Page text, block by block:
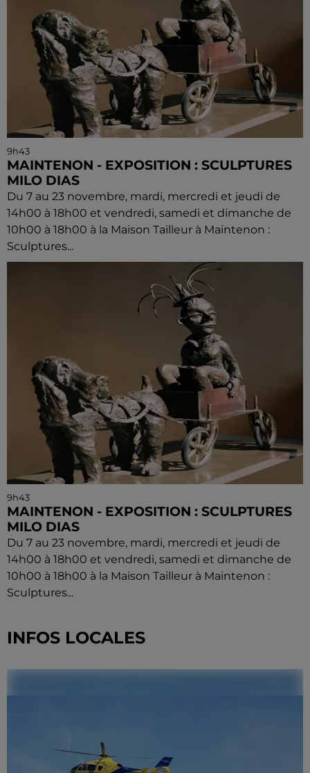
9h43
MAINTENON - EXPOSITION : SCULPTURES
MILO DIAS
Du 7 au 23 novembre, mardi, mercredi et jeudi de
14h00 à 18h00 et vendredi, samedi et dimanche de
10h00 à 18h00 à la Maison Tailleur à Maintenon :
Sculptures...
9h43
MAINTENON - EXPOSITION : SCULPTURES
MILO DIAS
Du 7 au 23 novembre, mardi, mercredi et jeudi de
14h00 à 18h00 et vendredi, samedi et dimanche de
10h00 à 18h00 à la Maison Tailleur à Maintenon :
Sculptures...
INFOS LOCALES